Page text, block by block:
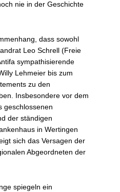
nie in der Geschichte
dass sowohl
Leo Schrell (Freie
sympathisierende
Lehmeier bis zum
zu den
Insbesondere vor dem
geschlossenen
der ständigen
in Wertingen
sich das Versagen der
Abgeordneten der
spiegeln ein